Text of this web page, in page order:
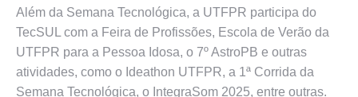
Além da Semana Tecnológica, a UTFPR participa do
TecSUL com a Feira de Profissões, Escola de Verão da
UTFPR para a Pessoa Idosa, o 7º AstroPB e outras
atividades, como o Ideathon UTFPR, a 1ª Corrida da
Semana Tecnológica, o IntegraSom 2025, entre outras.